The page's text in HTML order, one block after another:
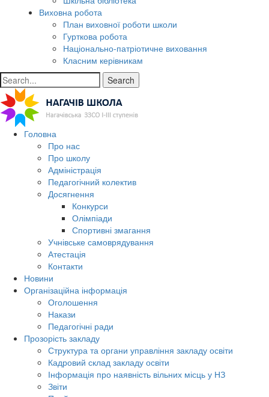
Виховна робота
План виховної роботи школи
Гурткова робота
Національно-патріотичне виховання
Класним керівникам
Search
Головна
Про нас
Про школу
Адміністрація
Педагогічний колектив
Досягнення
Конкурси
Олімпіади
Спортивні змагання
Учнівське самоврядування
Атестація
Контакти
Новини
Організаційна інформація
Оголошення
Накази
Педагогічні ради
Прозорість закладу
Структура та органи управління закладу освіти
Кадровий склад закладу освіти
Інформація про наявність вільних місць у НЗ
Звіти